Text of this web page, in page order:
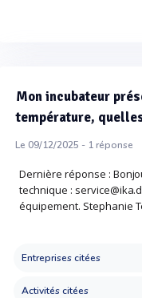
Mon incubateur
température,
Le 09/12/2025 - 1réponse
Dernière réponse :
technique :
équipement. Stephanie
Entreprises citées
Activités citées